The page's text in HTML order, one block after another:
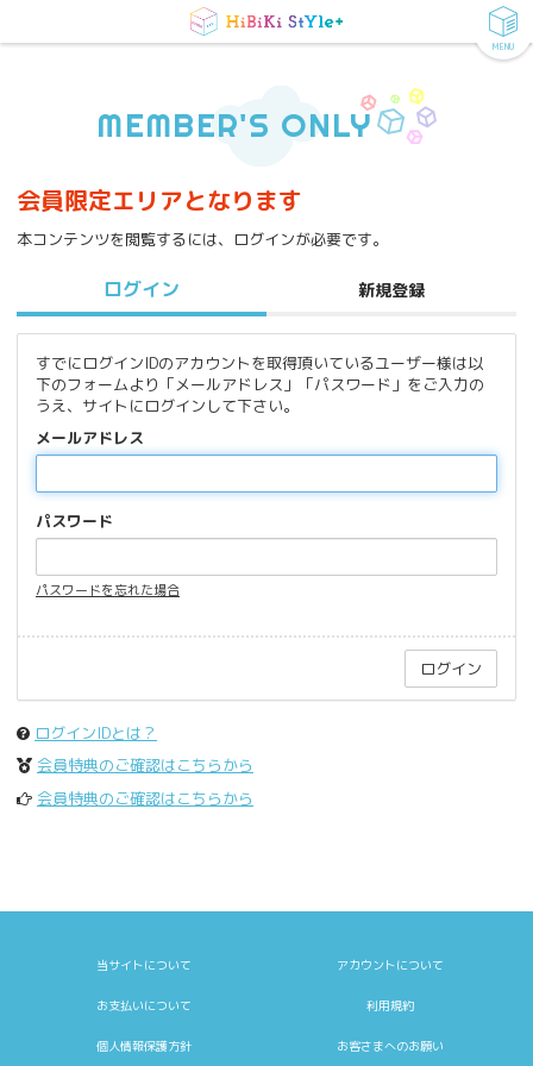
MENU
MEMBER'S ONLY
会員限定エリアとなります
本コンテンツを閲覧するには、ログインが必要です。
ログイン 新規登録
すでにログインIDのアカウントを取得頂いているユーザー様は以
下のフォームより「メールアドレス」「パスワード」をご入力の
うえ、サイトにログインして下さい。
メールアドレス
パスワード
パスワードを忘れた場合
ログインIDとは？
会員特典のご確認はこちらから
会員特典のご確認はこちらから
当サイトについて アカウントについて
お支払いについて 利用規約
個人情報保護方針 お客さまへのお願い